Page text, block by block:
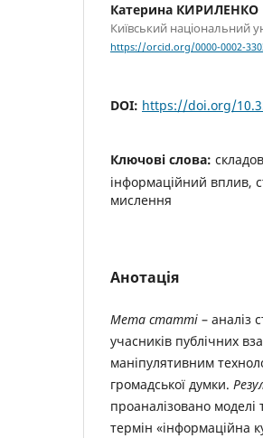
Катерина КИРИЛЕНКО
Київський національний
https://orcid.org/0000-0002-
DOI: https://doi.org/
Ключові слова:
інформаційний вплив,
мислення
Анотація
Мета статті – аналіз
учасників публічних
маніпулятивним
громадської думки.
проаналізовано моделі
термін «інформаційна